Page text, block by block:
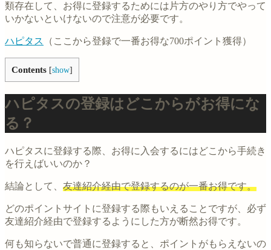
類存在して、お得に登録するためには片方のやり方でやって
いかないといけないので注意が必要です。
ハピタス （ここから登録で一番お得な700ポイント獲得）
Contents [show]
ハピタスの登録はどこからがお得にな
る？
ハピタスに登録する際、お得に入会するにはどこから手続き
を行えばいいのか？
結論として、 友達紹介経由で登録するのが一番お得です。
どのポイントサイトに登録する際もいえることですが、必ず
友達紹介経由で登録するようにした方が断然お得です。
何も知らないで普通に登録すると、ポイントがもらえないの